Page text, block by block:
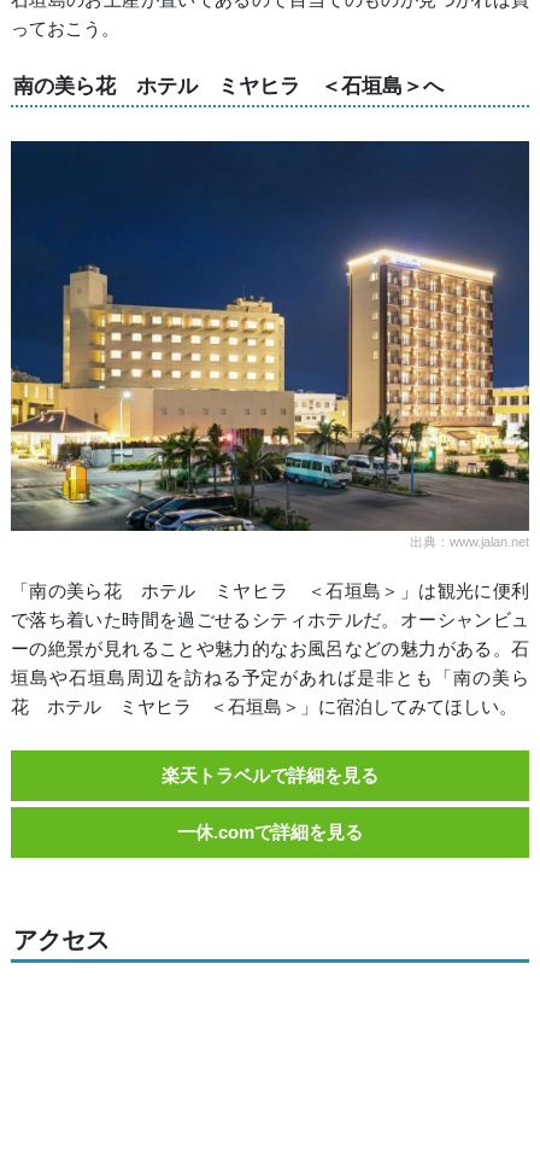
っておこう。
南の美ら花 ホテル ミヤヒラ ＜石垣島＞へ
出典：www.jalan.net
「南の美ら花 ホテル ミヤヒラ ＜石垣島＞」は観光に便利
で落ち着いた時間を過ごせるシティホテルだ。オーシャンビュ
ーの絶景が見れることや魅力的なお風呂などの魅力がある。石
垣島や石垣島周辺を訪ねる予定があれば是非とも「南の美ら
花 ホテル ミヤヒラ ＜石垣島＞」に宿泊してみてほしい。
楽天トラベルで詳細を見る
一休.comで詳細を見る
アクセス